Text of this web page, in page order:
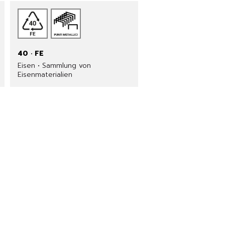
40 · FE
Eisen • Sammlung von
Eisenmaterialien